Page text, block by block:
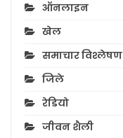
ऑनलाइन
खेल
समाचार विश्लेषण
जिले
रेडियो
जीवन शैली